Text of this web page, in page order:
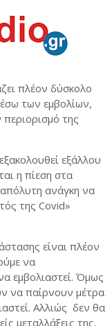
πλέον δύσκολο
των εμβολίων,
της
εξάλλου
η πίεση στα
ανάγκη να
της Covid»
είναι πλέον
να
εμβολιαστεί. Όμως
να παίρνουν μέτρα
Αλλιώς δεν θα
μεταλλάξεις της.